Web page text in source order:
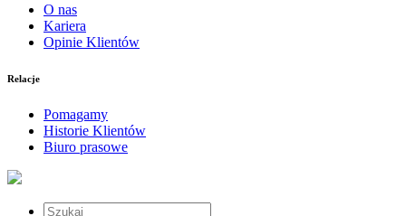
O nas
Kariera
Opinie Klientów
Relacje
Pomagamy
Historie Klientów
Biuro prasowe